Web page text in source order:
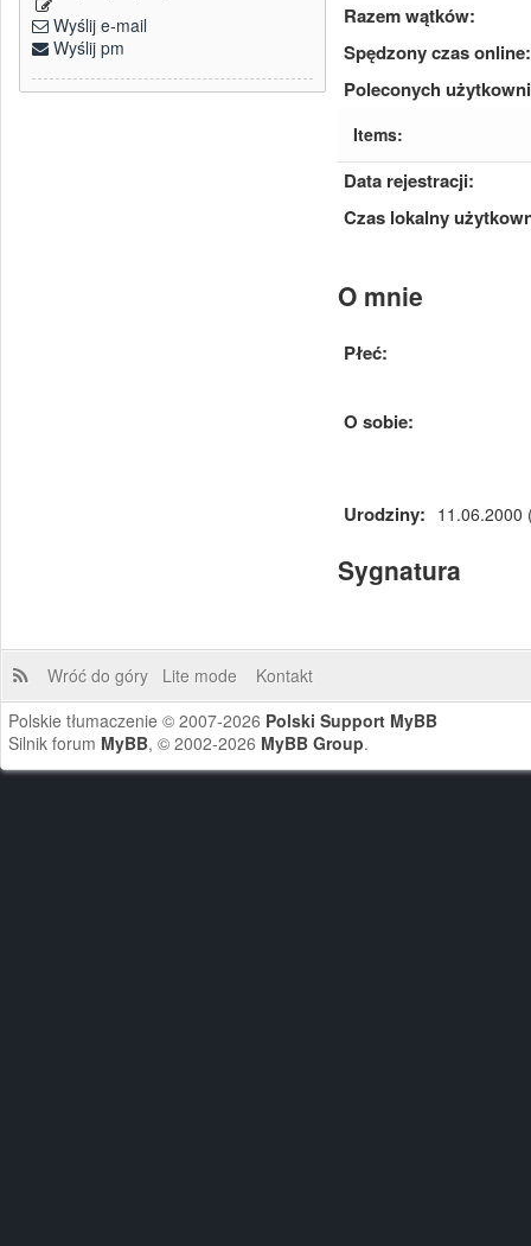
Wyślij e-mail
Wyślij pm
Razem wątków:
Spędzony czas online:
Poleconych
Items:
Data rejestracji:
Czas lokalny
O mnie
Płeć:
O sobie:
Urodziny: 11.06.2000
Sygnatura
Wróć do góry Lite mode
Kontakt
Polskie tłumaczenie © 2007-2026 Polski Support MyBB
Silnik forum MyBB, © 2002-2026 MyBB Group.